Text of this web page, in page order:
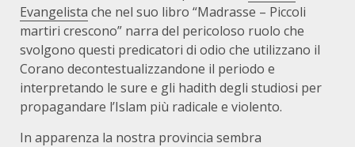
Evangelista che nel suo libro “Madrasse – Piccoli
martiri crescono” narra del pericoloso ruolo che
svolgono questi predicatori di odio che utilizzano il
Corano decontestualizzandone il periodo e
interpretando le sure e gli hadith degli studiosi per
propagandare l’Islam più radicale e violento.
In apparenza la nostra provincia sembra